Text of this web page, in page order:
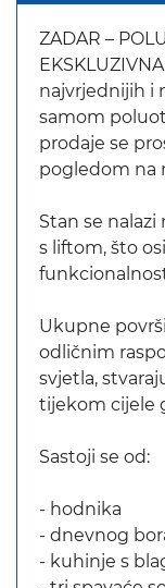
ZADAR –
najvrjednijih i
samom
prodaje se
pogledom na
Stan se
s liftom, što
Ukupne
odličnim
svjetla,
tijekom cijele
Sastoji se od:
- hodnika
- dnevnog
- kuhinje s